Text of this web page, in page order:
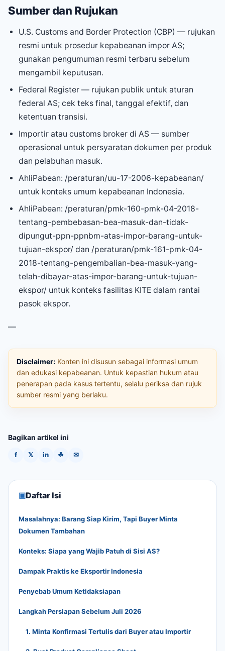
Sumber dan Rujukan
U.S. Customs and Border Protection (CBP) — rujukan
resmi untuk prosedur kepabeanan impor AS;
gunakan pengumuman resmi terbaru sebelum
mengambil keputusan.
Federal Register — rujukan publik untuk aturan
federal AS; cek teks final, tanggal efektif, dan
ketentuan transisi.
Importir atau customs broker di AS — sumber
operasional untuk persyaratan dokumen per produk
dan pelabuhan masuk.
AhliPabean: /peraturan/uu-17-2006-kepabeanan/
untuk konteks umum kepabeanan Indonesia.
AhliPabean: /peraturan/pmk-160-pmk-04-2018-
tentang-pembebasan-bea-masuk-dan-tidak-
dipungut-ppn-ppnbm-atas-impor-barang-untuk-
tujuan-ekspor/ dan /peraturan/pmk-161-pmk-04-
2018-tentang-pengembalian-bea-masuk-yang-
telah-dibayar-atas-impor-barang-untuk-tujuan-
ekspor/ untuk konteks fasilitas KITE dalam rantai
pasok ekspor.
—
Disclaimer: Konten ini disusun sebagai informasi umum
dan edukasi kepabeanan. Untuk kepastian hukum atau
penerapan pada kasus tertentu, selalu periksa dan rujuk
sumber resmi yang berlaku.
Bagikan artikel ini
f 𝕏 in ☘ ✉
▣Daftar Isi
Masalahnya: Barang Siap Kirim, Tapi Buyer Minta
Dokumen Tambahan
Konteks: Siapa yang Wajib Patuh di Sisi AS?
Dampak Praktis ke Eksportir Indonesia
Penyebab Umum Ketidaksiapan
Langkah Persiapan Sebelum Juli 2026
1. Minta Konfirmasi Tertulis dari Buyer atau Importir